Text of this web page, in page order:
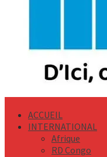
ACCUEIL
INTERNATIONAL
Afrique
RD Congo